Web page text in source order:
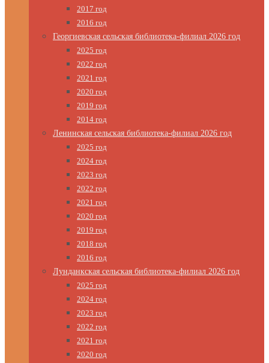
2017 год
2016 год
Георгиевская сельская библиотека-филиал 2026 год
2025 год
2022 год
2021 год
2020 год
2019 год
2014 год
Ленинская сельская библиотека-филиал 2026 год
2025 год
2024 год
2023 год
2022 год
2021 год
2020 год
2019 год
2018 год
2016 год
Лунданкская сельская библиотека-филиал 2026 год
2025 год
2024 год
2023 год
2022 год
2021 год
2020 год